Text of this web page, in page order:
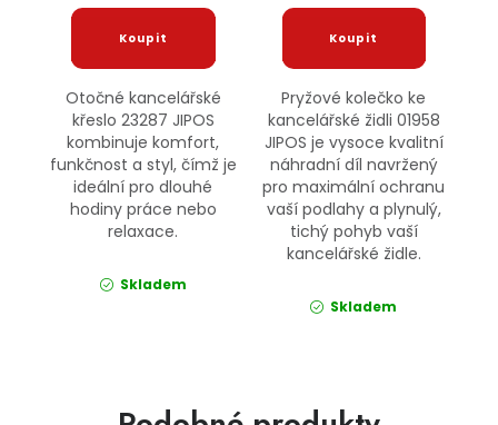
Otočné kancelářské
křeslo 23287 JIPOS
kombinuje komfort,
funkčnost a styl, čímž je
ideální pro dlouhé
hodiny práce nebo
relaxace.
Skladem
Pryžové kolečko ke
kancelářské židli 01958
JIPOS je vysoce kvalitní
náhradní díl navržený
pro maximální ochranu
vaší podlahy a plynulý,
tichý pohyb vaší
kancelářské židle.
Skladem